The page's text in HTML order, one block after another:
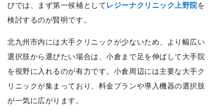
びでは、まず第一候補として レジーナクリニック上野院を
検討するのが賢明です。
北九州市内には大手クリニックが少ないため、より幅広い
選択肢から選びたい場合は、小倉まで足を伸ばして大手院
を視野に入れるのが有力です。小倉周辺には主要な大手ク
リニックが集まっており、料金プランや導入機器の選択肢
が一気に広がります。